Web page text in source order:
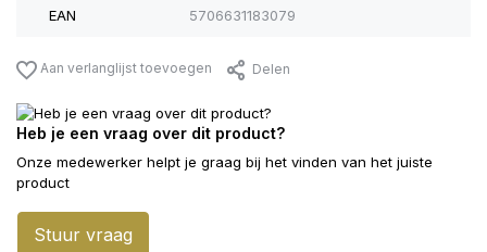
EAN 5706631183079
Aan verlanglijst toevoegen Delen
Heb je een vraag over dit product?
Onze medewerker helpt je graag bij het vinden van het juiste
product
Stuur vraag